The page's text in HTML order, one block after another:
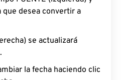
que desea convertir a
se actualizará
la fecha haciendo clic